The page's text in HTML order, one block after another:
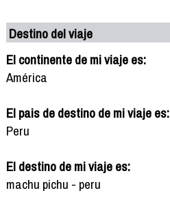
Destino del viaje
El continente de mi viaje es:
América
El pais de destino de mi viaje es:
Peru
El destino de mi viaje es:
machu pichu - peru